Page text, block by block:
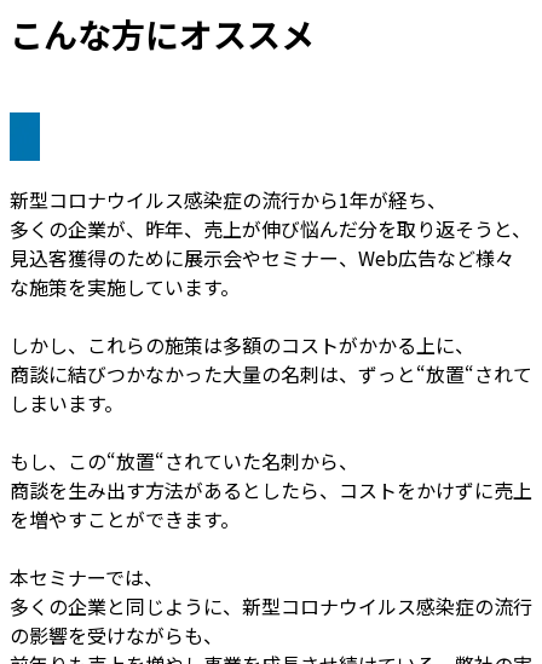
こんな方にオススメ
新型コロナウイルス感染症の流行から1年が経ち、
多くの企業が、昨年、売上が伸び悩んだ分を取り返そうと、
見込客獲得のために展示会やセミナー、Web広告など様々
な施策を実施しています。
しかし、これらの施策は多額のコストがかかる上に、
商談に結びつかなかった大量の名刺は、ずっと“放置“されて
しまいます。
もし、この“放置“されていた名刺から、
商談を生み出す方法があるとしたら、コストをかけずに売上
を増やすことができます。
本セミナーでは、
多くの企業と同じように、新型コロナウイルス感染症の流行
の影響を受けながらも、